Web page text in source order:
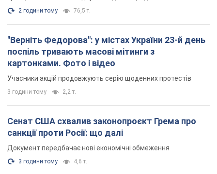
Сенат США схвалив законопроєкт Грема про
санкції проти Росії: що далі
Документ передбачає нові економічні обмеження
3 години тому 4,6 т.